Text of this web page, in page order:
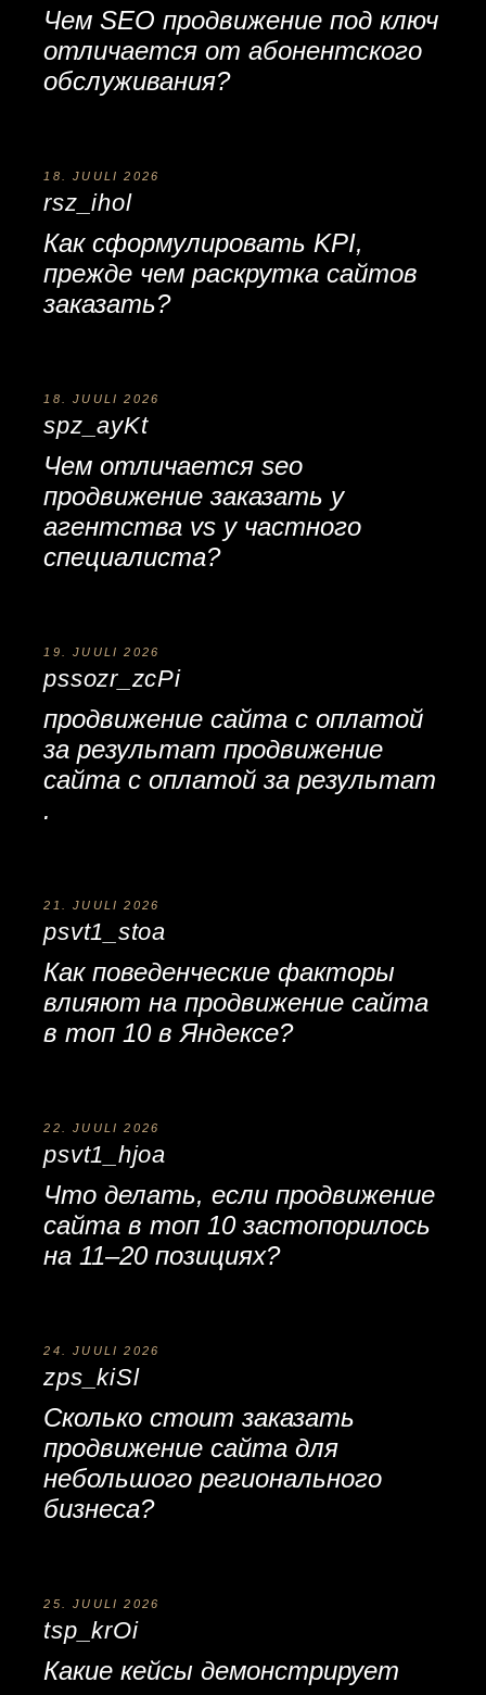
ЧемSEO продвижение под ключ
отличается от абонентского
обслуживания?
18. JUULI 2026
rsz_ihol
Как сформулировать KPI,
прежде чемраскрутка сайтов
заказать?
18. JUULI 2026
spz_ayKt
Чем отличаетсяseo
продвижение заказать у
агентства vs у частного
специалиста?
19. JUULI 2026
pssozr_zcPi
продвижение сайта с оплатой
за результатпродвижение
сайта с оплатой за результат
.
21. JUULI 2026
psvt1_stoa
Как поведенческие факторы
влияют напродвижение сайта
в топ 10в Яндексе?
22. JUULI 2026
psvt1_hjoa
Что делать, еслипродвижение
сайта в топ 10застопорилось
на 11–20 позициях?
24. JUULI 2026
zps_kiSl
Сколько стоитзаказать
продвижение сайта для
небольшого регионального
бизнеса?
25. JUULI 2026
tsp_krOi
Какие кейсы демонстрирует